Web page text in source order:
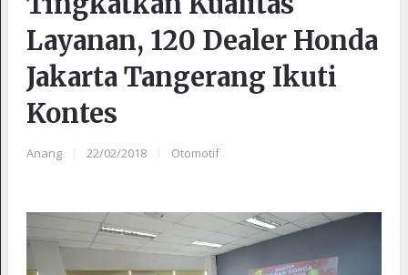
Layanan, 120 Dealer Honda
Jakarta Tangerang Ikuti
Kontes
Anang 22/02/2018 Otomotif